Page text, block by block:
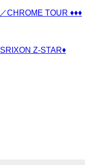
CHROME TOUR ♦♦♦
Z-STAR♦︎